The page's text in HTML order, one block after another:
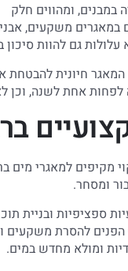
ומהווים חלק
משקעים,
גם להוות סיכון
המאגר חיונית
לפחות אחת לשנה, וכן
מקיפים למאגרי
ומסחר.
ספציפיות ובניית
להסרת משקעים
ומולא מחדש במים.